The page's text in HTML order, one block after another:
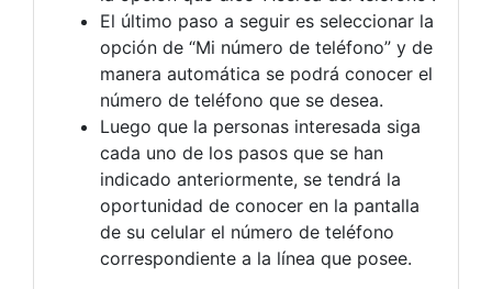
El último paso a seguir es seleccionar la
opción de “Mi número de teléfono” y de
manera automática se podrá conocer el
número de teléfono que se desea.
Luego que la personas interesada siga
cada uno de los pasos que se han
indicado anteriormente, se tendrá la
oportunidad de conocer en la pantalla
de su celular el número de teléfono
correspondiente a la línea que posee.